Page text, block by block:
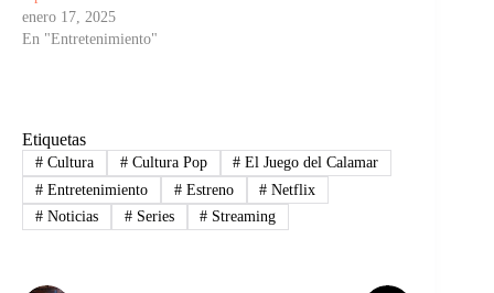
enero 17, 2025
En "Entretenimiento"
Etiquetas
#Cultura #Cultura Pop # El Juego del Calamar
#Entretenimiento #Estreno # Netflix
#Noticias #Series # Streaming